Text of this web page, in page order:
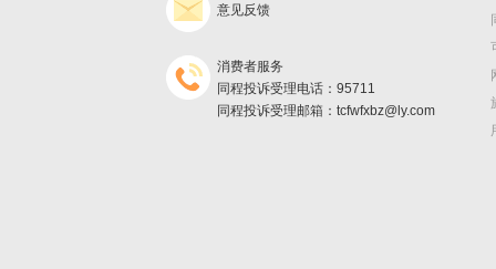
意见反馈
消费者服务
同程投诉受理电话：95711
同程投诉受理邮箱：tcfwfxbz@ly.com